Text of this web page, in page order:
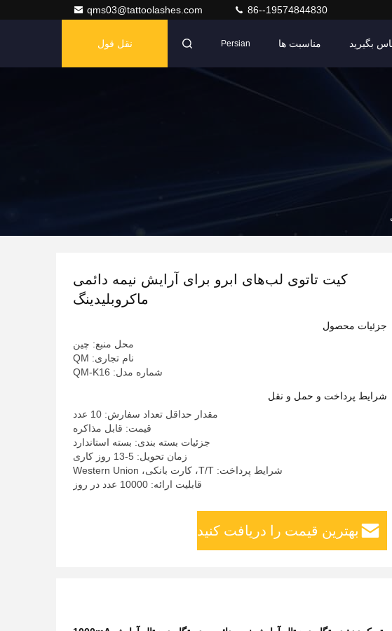
qms03@tattoolashes.com 86--19574844830
بگیرید مناسبت ها Persian نقل قول
کیت تاتوی لب‌های ابرو برای آرایش نیمه دائمی
ماکروبلیدینگ
جزئیات محصول
محل منبع: چین
نام تجاری: QM
شماره مدل: QM-K16
شرایط پرداخت و حمل و نقل
مقدار حداقل تعداد سفارش: 10 عدد
قیمت: قابل مذاکره
جزئیات بسته بندی: بسته استاندارد
زمان تحویل: 5-13 روز کاری
شرایط پرداخت: T/T، کارت بانکی، Western Union
قابلیت ارائه: 10000 عدد در روز
بهترین قیمت را دریافت کنید